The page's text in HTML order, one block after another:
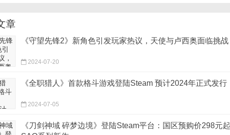
章
《守望先锋2》新角色引发玩家热议，天使与卢西奥面临挑战
2024-07-20
《全职猎人》首款格斗游戏登陆Steam 预计2024年正式发行
2024-07-05
《刀剑神域 碎梦边境》登陆Steam平台：国区预购价298元